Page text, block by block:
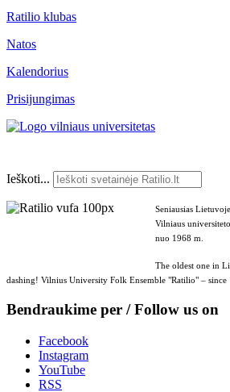
Ratilio klubas
Natos
Kalendorius
Prisijungimas
Ieškoti...
Seniausias
Vilniaus
nuo 1968 m.
The oldest one in
dashing! Vilnius University Folk Ensemble "Ratilio" – since
Bendraukime per / Follow us on
Facebook
Instagram
YouTube
RSS